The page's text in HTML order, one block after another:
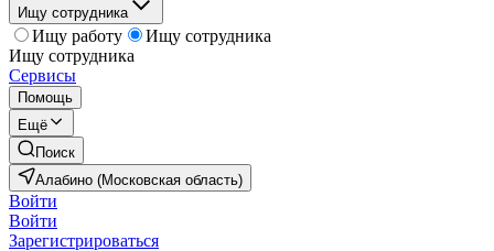
Ищу сотрудника
Ищу работу
Ищу сотрудника
Ищу сотрудника
Сервисы
Помощь
Ещё
Поиск
Алабино (Московская область)
Войти
Войти
Зарегистрироваться